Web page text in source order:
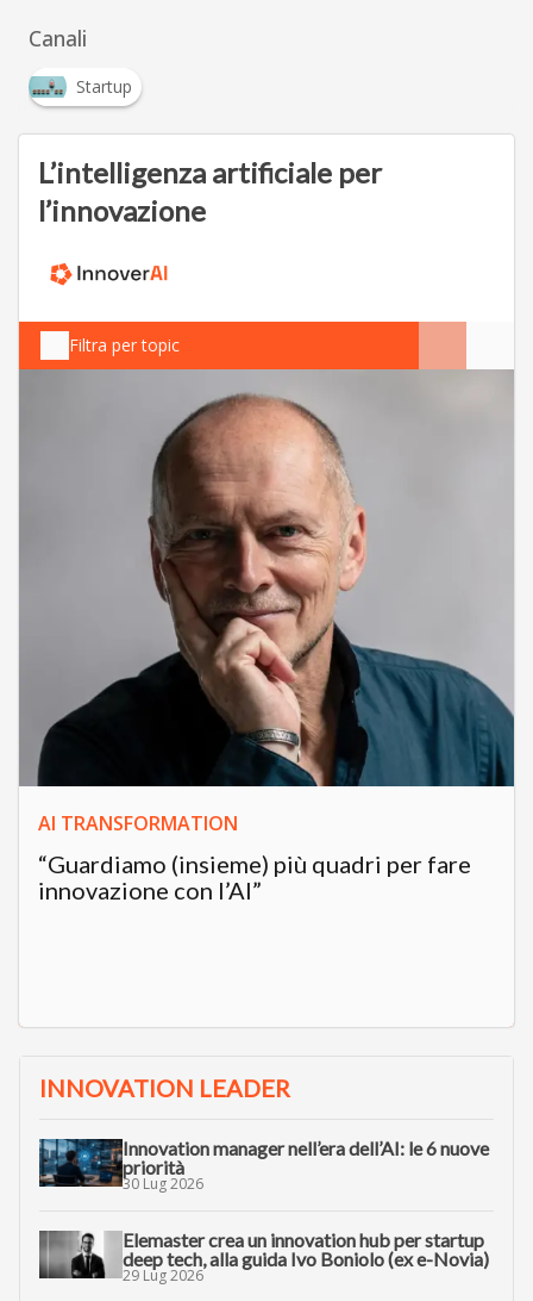
Canali
Startup
L’intelligenza artificiale per
l’innovazione
Filtra per topic
AI TRANSFORMATION
“Guardiamo (insieme) più quadri per fare
innovazione con l’AI”
INNOVATION LEADER
Innovation manager nell’era dell’AI: le 6 nuove
priorità
30 Lug 2026
Elemaster crea un innovation hub per startup
deep tech, alla guida Ivo Boniolo (ex e-Novia)
29 Lug 2026